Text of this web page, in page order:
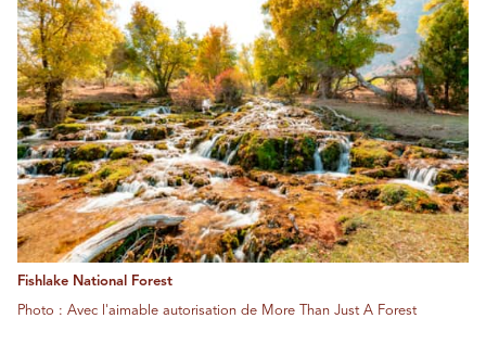
Fishlake National Forest
Photo : Avec l'aimable autorisation de More Than Just A Forest